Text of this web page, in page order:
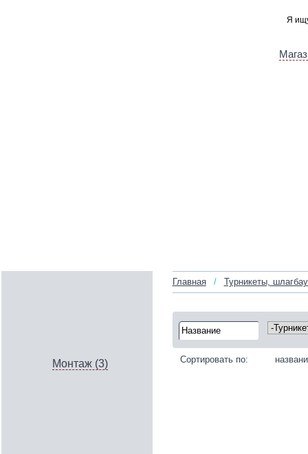
Монтаж (3)
Главная / Турникеты,
Сортировать по: